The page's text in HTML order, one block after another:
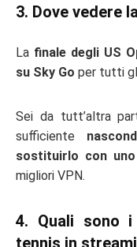
3. Dove vedere
La finale degli US
su Sky Go per tutti
Sei da tutt’altra
sufficiente
sostituirlo con
migliori VPN.
4. Quali sono
tennis in